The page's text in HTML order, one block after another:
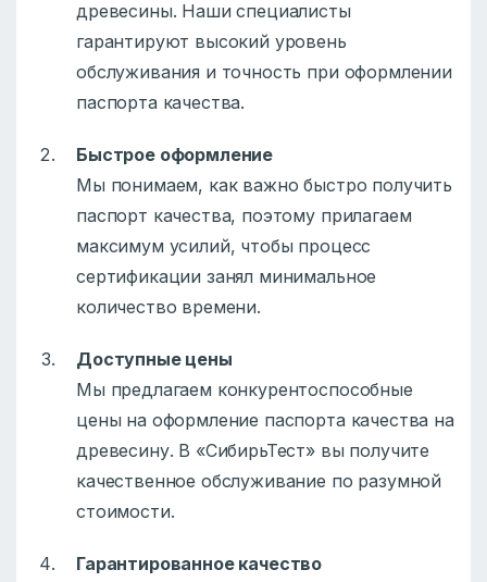
древесины. Наши специалисты
гарантируют высокий уровень
обслуживания и точность при оформлении
паспорта качества.
Быстрое оформление
Мы понимаем, как важно быстро получить
паспорт качества, поэтому прилагаем
максимум усилий, чтобы процесс
сертификации занял минимальное
количество времени.
Доступные цены
Мы предлагаем конкурентоспособные
цены на оформление паспорта качества на
древесину. В «СибирьТест» вы получите
качественное обслуживание по разумной
стоимости.
Гарантированное качество